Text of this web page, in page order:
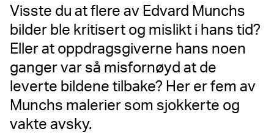
Visste du at flere av Edvard Munchs
bilder ble kritisert og mislikt i hans tid?
Eller at oppdragsgiverne hans noen
ganger var så misfornøyd at de
leverte bildene tilbake? Her er fem av
Munchs malerier som sjokkerte og
vakte avsky.